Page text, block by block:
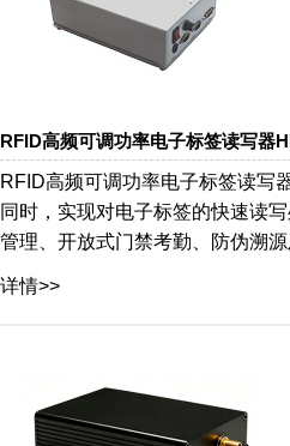
RFID高频可调功率电子标签读写器
RFID高频可调功率电子标签读写
同时，实现对电子标签的快速读
管理、开放式门禁考勤、防伪溯
详情>>